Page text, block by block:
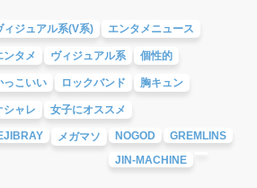
ィジュアル系(V系) エンタメニュース
ンタメ ヴィジュアル系 個性的
っこいい ロックバンド 胸キュン
シャレ 女子にオススメ
メガマソ NOGOD
GREMLINS
JIN-MACHINE